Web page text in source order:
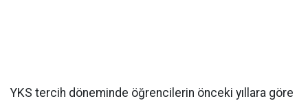
YKS tercih döneminde öğrencilerin önceki yıllara göre